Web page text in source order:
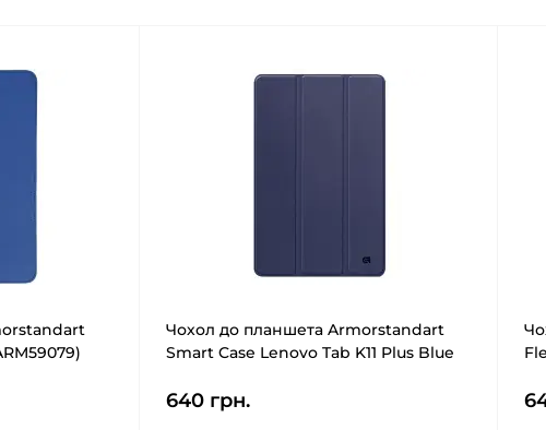
Чохол до планшета Armorstandart
Smart Case Lenovo Tab K11 Plus Blue
640 грн.